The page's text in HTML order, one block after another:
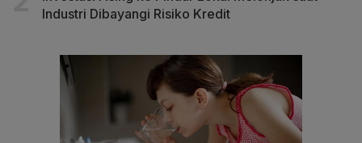
Industri Dibayangi Risiko Kredit